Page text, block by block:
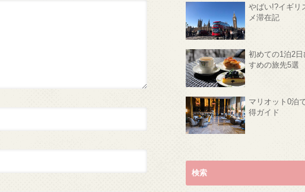
やばい!?イギリ
メ滞在記
初めての1泊2
すめの旅先5選
マリオット0泊
得ガイド
検索